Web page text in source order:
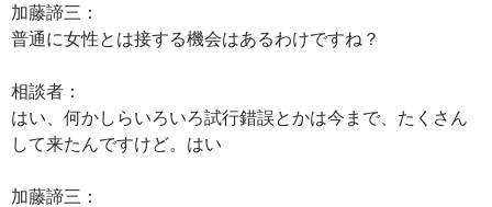
加藤諦三：
普通に女性とは接する機会はあるわけですね？
相談者：
はい、何かしらいろいろ試行錯誤とかは今まで、たくさん
して来たんですけど。はい
加藤諦三：